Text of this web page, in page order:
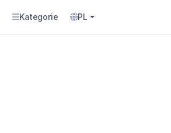
Kategorie PL